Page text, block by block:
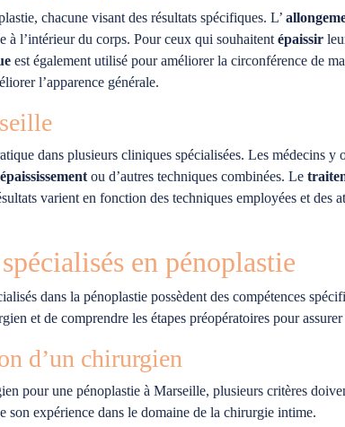
chacune visant des résultats spécifiques. L’
à l’intérieur du corps. Pour ceux qui souhaitent épaissir
est également utilisé pour améliorer la circonférence de
l’apparence générale.
dans plusieurs cliniques spécialisées. Les médecins
épaississement ou d’autres techniques combinées. Le
varient en fonction des techniques employées et des
en pénoplastie
dans la pénoplastie possèdent des compétences
et de comprendre les étapes préopératoires pour
d’un chirurgien
pour une pénoplastie à Marseille, plusieurs critères
son expérience dans le domaine de la chirurgie intime.